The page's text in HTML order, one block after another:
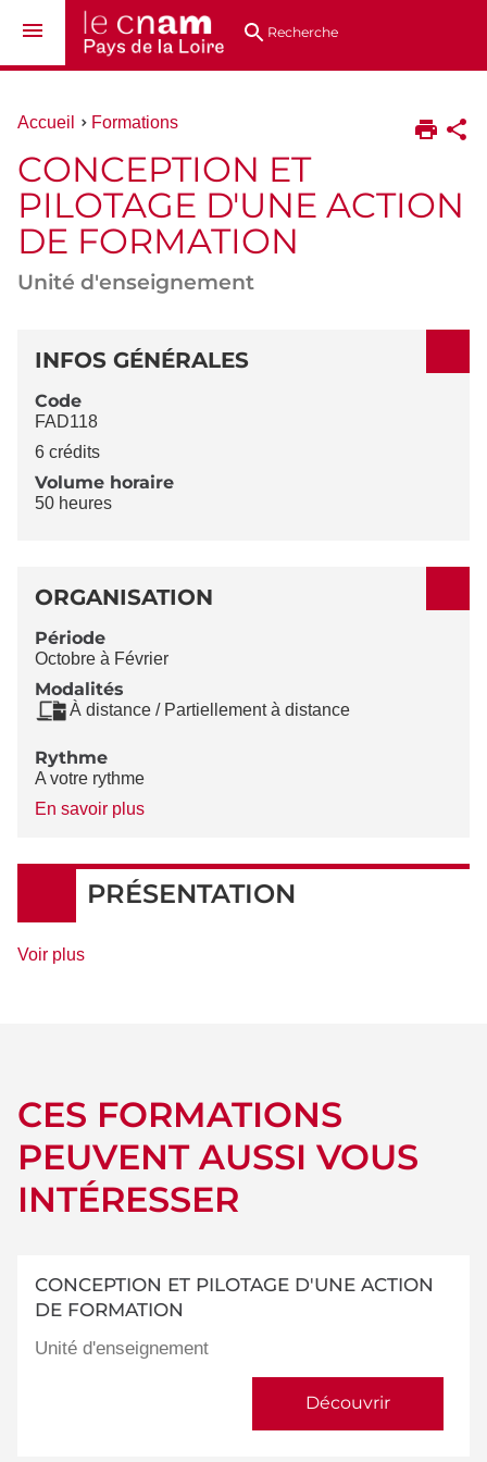
au
directsRecherche
Vous
ici :
Accueil Formations
CONCEPTION ET
PILOTAGE D'UNE ACTION
DE FORMATION
Unité d'enseignement
DÉTAILS
INFOS GÉNÉRALES
Code
FAD118
6 crédits
Volume horaire
50 heures
ORGANISATION
Période
Octobre à Février
Modalités
À distance / Partiellement à distance
Rythme
A votre rythme
En savoir plusà
Rythme
PRÉSENTATION
Voir plusde
CES FORMATIONS
PEUVENT AUSSI VOUS
INTÉRESSER
CONCEPTION ET PILOTAGE D'UNE ACTION
DE FORMATION
Unité d'enseignement
Découvrir